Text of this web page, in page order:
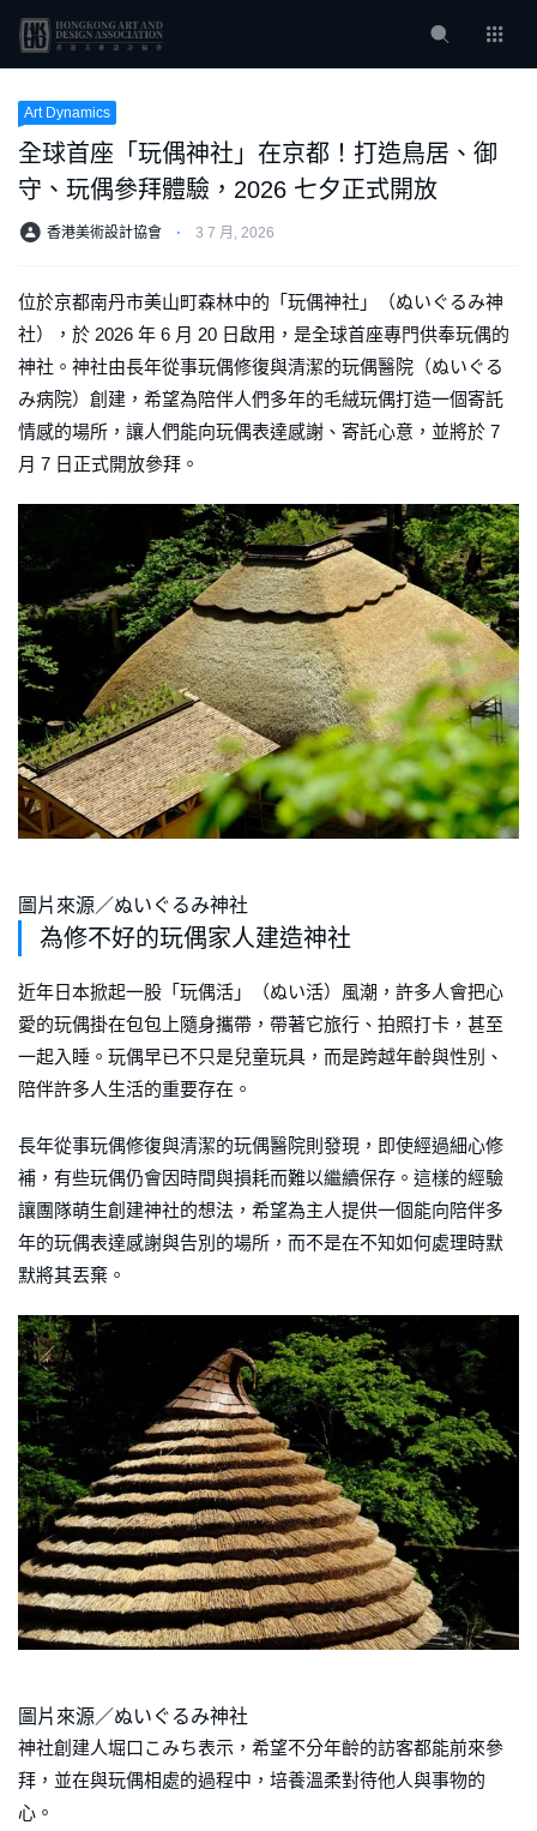
Art Dynamics
全球首座「玩偶神社」在京都！打造鳥居、御
守、玩偶參拜體驗，2026 七夕正式開放
香港美術設計協會 ⋅ 3 7 月, 2026
位於京都南丹市美山町森林中的「玩偶神社」（ぬいぐるみ神
社），於 2026 年 6 月 20 日啟用，是全球首座專門供奉玩偶的
神社。神社由長年從事玩偶修復與清潔的玩偶醫院（ぬいぐる
み病院）創建，希望為陪伴人們多年的毛絨玩偶打造一個寄託
情感的場所，讓人們能向玩偶表達感謝、寄託心意，並將於 7
月 7 日正式開放參拜。
圖片來源／ぬいぐるみ神社
為修不好的玩偶家人建造神社
近年日本掀起一股「玩偶活」（ぬい活）風潮，許多人會把心
愛的玩偶掛在包包上隨身攜帶，帶著它旅行、拍照打卡，甚至
一起入睡。玩偶早已不只是兒童玩具，而是跨越年齡與性別、
陪伴許多人生活的重要存在。
長年從事玩偶修復與清潔的玩偶醫院則發現，即使經過細心修
補，有些玩偶仍會因時間與損耗而難以繼續保存。這樣的經驗
讓團隊萌生創建神社的想法，希望為主人提供一個能向陪伴多
年的玩偶表達感謝與告別的場所，而不是在不知如何處理時默
默將其丟棄。
圖片來源／ぬいぐるみ神社
神社創建人堀口こみち表示，希望不分年齡的訪客都能前來參
拜，並在與玩偶相處的過程中，培養溫柔對待他人與事物的
心。